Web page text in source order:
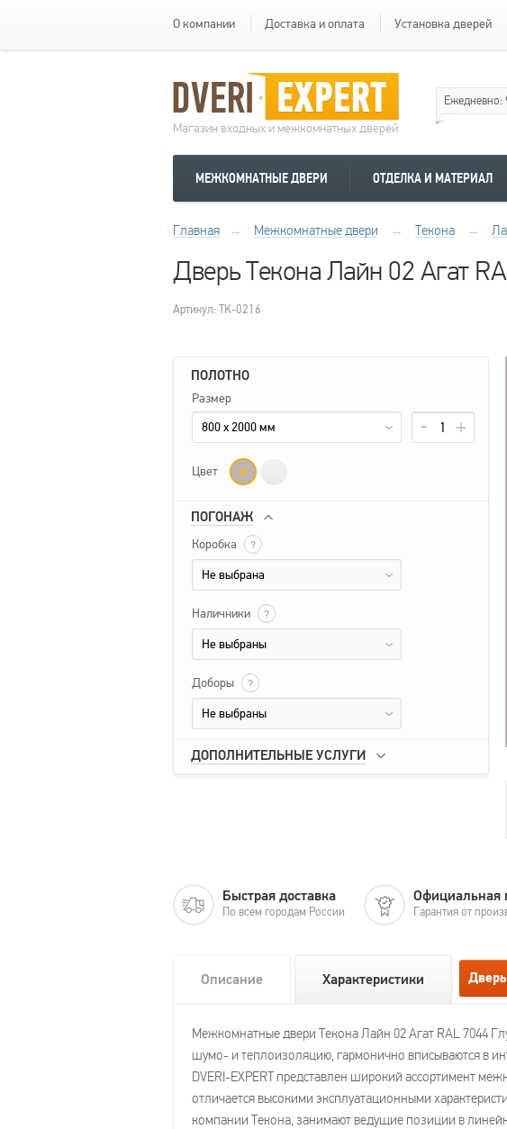
О компании Доставка и оплата Установка дверей
Магазин входных и межкомнатных дверей
Ежедневно:
МЕЖКОМНАТНЫЕ ДВЕРИ ОТДЕЛКА И МАТЕРИАЛ
Главная → Межкомнатные двери → Текона →
Дверь Текона Лайн 02 Агат
Артикул: TK-0216
ПОЛОТНО
Размер
800 x 2000 мм
Цвет
ПОГОНАЖ
Коробка ?
Не выбрана
Наличники ?
Не выбраны
Доборы ?
Не выбраны
ДОПОЛНИТЕЛЬНЫЕ УСЛУГИ
Быстрая доставка
По всем городам России
Официальная
Гарантия от
Описание Характеристики
Межкомнатные двери Текона Лайн 02 Агат RAL 7044
шумо- и теплоизоляцию, гармонично вписываются в
DVERI-EXPERT представлен широкий ассортимент
отличается высокими эксплуатационными
компании Текона, занимают ведущие позиции в